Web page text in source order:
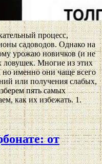
процесс,
садоводов. Однако на
урожаю новичков (и не
ловушек. Многие из этих
именно они чаще всего
или получения слабых,
пять самых
как их избежать. 1.
от